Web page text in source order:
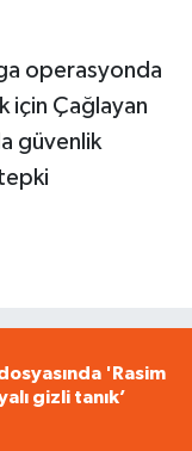
operasyonda
için Çağlayan
güvenlik
'Rasim
gizli tanık’